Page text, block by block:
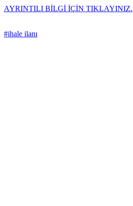
AYRINTILI BİLGİ İÇİN TIKLAYINIZ.
#ihale ilanı